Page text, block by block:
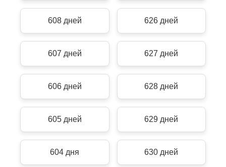
608 дней 626 дней
607 дней 627 дней
606 дней 628 дней
605 дней 629 дней
604 дня 630 дней